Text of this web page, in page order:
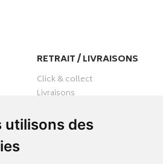
utilisons des
RETRAIT / LIVRAISONS
Click & collect
Livraisons